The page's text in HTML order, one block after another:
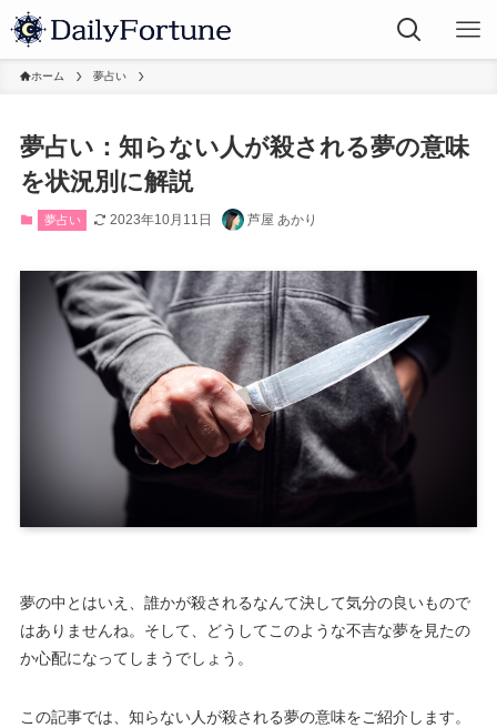
ホーム 夢占い
夢占い：知らない人が殺される夢の意味
を状況別に解説
夢占い 2023年10月11日 芦屋 あかり
夢の中とはいえ、誰かが殺されるなんて決して気分の良いもので
はありませんね。そして、どうしてこのような不吉な夢を見たの
か心配になってしまうでしょう。
この記事では、知らない人が殺される夢の意味をご紹介します。